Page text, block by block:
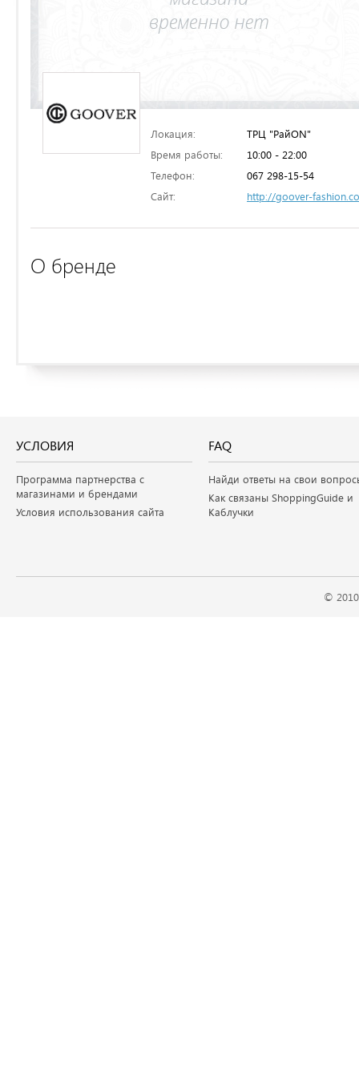
Локация:
ТРЦ "РайON"
Время работы:
10:00 - 22:00
Телефон:
067 298-15-54
Сайт:
http://goover-
О бренде
УСЛОВИЯ
Программа партнерства с
магазинами и брендами
Условия использования сайта
FAQ
Найди ответы на свои
Как связаны ShoppingGuide и
Каблучки
©